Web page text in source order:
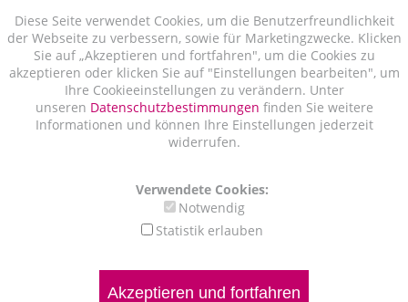
Diese Seite verwendet Cookies, um die Benutzerfreundlichkeit
der Webseite zu verbessern, sowie für Marketingzwecke. Klicken
Sie auf „Akzeptieren und fortfahren", um die Cookies zu
akzeptieren oder klicken Sie auf "Einstellungen bearbeiten", um
Ihre Cookieeinstellungen zu verändern. Unter
unseren Datenschutzbestimmungen finden Sie weitere
Informationen und können Ihre Einstellungen jederzeit
widerrufen.
Verwendete Cookies:
Notwendig
Statistik erlauben
Akzeptieren und fortfahren